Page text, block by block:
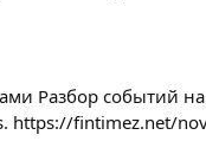
Разбор событий
https://fintimez.net/